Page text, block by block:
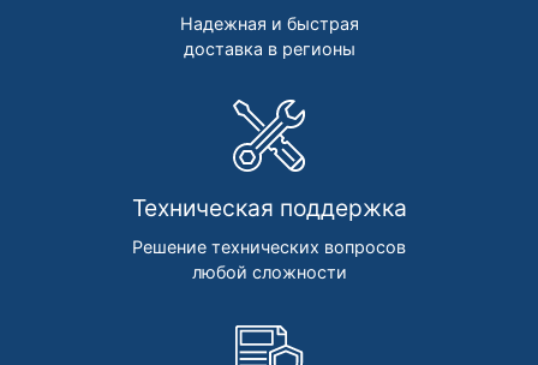
Надежная и быстрая
доставка в регионы
Техническая поддержка
Решение технических вопросов
любой сложности